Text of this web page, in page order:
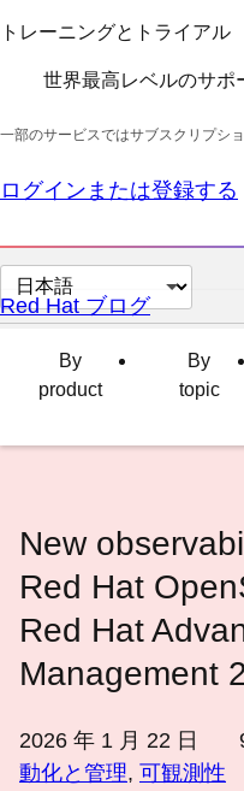
トレーニングとトライアル
世界最高レベルのサポ
一部のサービスではサブスクリプシ
ログインまたは登録する
ペ
ー
語
い
Red Hat ブログ
By
product
By
topic
New
Red Hat
Red Hat
Management
2026 年 1 月 22 日
動化と管理, 可観測性